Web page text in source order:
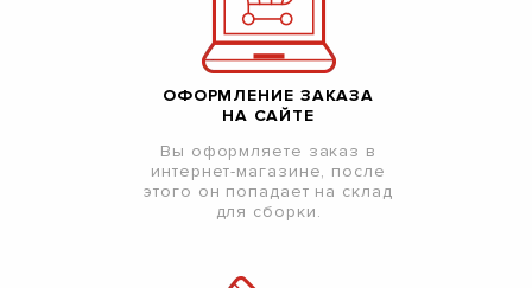
ОФОРМЛЕНИЕ ЗАКАЗА
НА САЙТЕ
Вы оформляете заказ в
интернет-магазине, после
этого он попадает на склад
для сборки.